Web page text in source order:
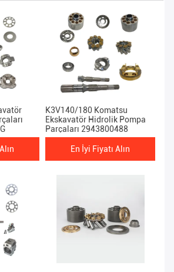
K3V140/180 Komatsu
Ekskavatör Hidrolik Pompa
Parçaları 2943800488
En İyi Fiyatı Alın